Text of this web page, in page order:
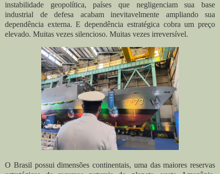
instabilidade geopolítica, países que negligenciam sua base
industrial de defesa acabam inevitavelmente ampliando sua
dependência externa. E dependência estratégica cobra um preço
elevado. Muitas vezes silencioso. Muitas vezes irreversível.
O Brasil possui dimensões continentais, uma das maiores reservas